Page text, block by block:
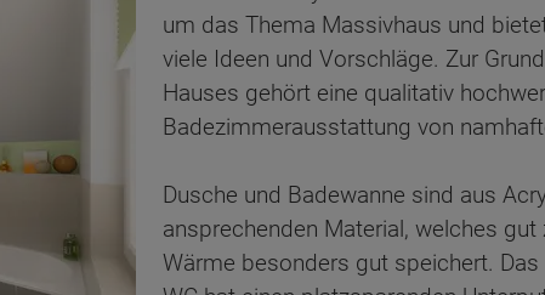
um das Thema Massivhaus und
viele Ideen und Vorschläge. Zur
Hauses gehört eine qualitativ
Badezimmerausstattung von
Dusche und Badewanne sind aus
ansprechenden Material, welches
Wärme besonders gut speichert.